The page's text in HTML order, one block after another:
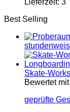
Lieferzeit: 3
Best Selling
Skate-
Bewertet mit
geprüfte